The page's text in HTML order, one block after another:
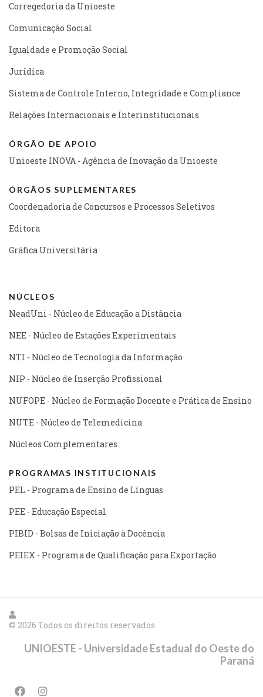
Corregedoria da Unioeste
Comunicação Social
Igualdade e Promoção Social
Jurídica
Sistema de Controle Interno, Integridade e Compliance
Relações Internacionais e Interinstitucionais
ÓRGÃO DE APOIO
Unioeste INOVA - Agência de Inovação da Unioeste
ÓRGÃOS SUPLEMENTARES
Coordenadoria de Concursos e Processos Seletivos
Editora
Gráfica Universitária
NÚCLEOS
NeadUni - Núcleo de Educação a Distância
NEE - Núcleo de Estações Experimentais
NTI - Núcleo de Tecnologia da Informação
NIP - Núcleo de Inserção Profissional
NUFOPE - Núcleo de Formação Docente e Prática de Ensino
NUTE - Núcleo de Telemedicina
Núcleos Complementares
PROGRAMAS INSTITUCIONAIS
PEL - Programa de Ensino de Línguas
PEE - Educação Especial
PIBID - Bolsas de Iniciação à Docência
PEIEX - Programa de Qualificação para Exportação
© 2026 Todos os direitos reservados.
UNIOESTE - Universidade Estadual do Oeste do
Paraná